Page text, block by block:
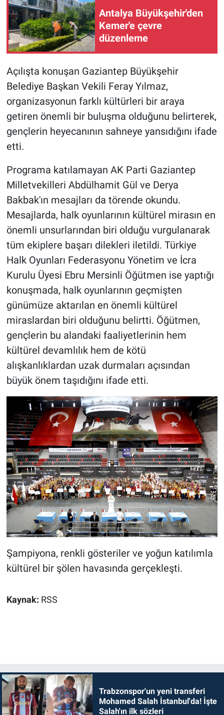
Antalya Büyükşehir'den
Kemer'e çevre
düzenleme
Açılışta konuşan Gaziantep Büyükşehir
Belediye Başkan Vekili Feray Yılmaz,
organizasyonun farklı kültürleri bir araya
getiren önemli bir buluşma olduğunu belirterek,
gençlerin heyecanının sahneye yansıdığını ifade
etti.
Programa katılamayan AK Parti Gaziantep
Milletvekilleri Abdülhamit Gül ve Derya
Bakbak'ın mesajları da törende okundu.
Mesajlarda, halk oyunlarının kültürel mirasın en
önemli unsurlarından biri olduğu vurgulanarak
tüm ekiplere başarı dilekleri iletildi. Türkiye
Halk Oyunları Federasyonu Yönetim ve İcra
Kurulu Üyesi Ebru Mersinli Öğütmen ise yaptığı
konuşmada, halk oyunlarının geçmişten
günümüze aktarılan en önemli kültürel
miraslardan biri olduğunu belirtti. Öğütmen,
gençlerin bu alandaki faaliyetlerinin hem
kültürel devamlılık hem de kötü
alışkanlıklardan uzak durmaları açısından
büyük önem taşıdığını ifade etti.
Şampiyona, renkli gösteriler ve yoğun katılımla
kültürel bir şölen havasında gerçekleşti.
Kaynak: RSS
Trabzonspor'un yeni transferi
Mohamed Salah İstanbul'da! İşte
Salah'ın ilk sözleri